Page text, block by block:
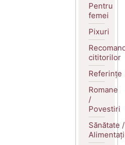
Pentru
femei
Pixuri
cititorilor
Referințe
Romane
/
Povestiri
Sănătate /